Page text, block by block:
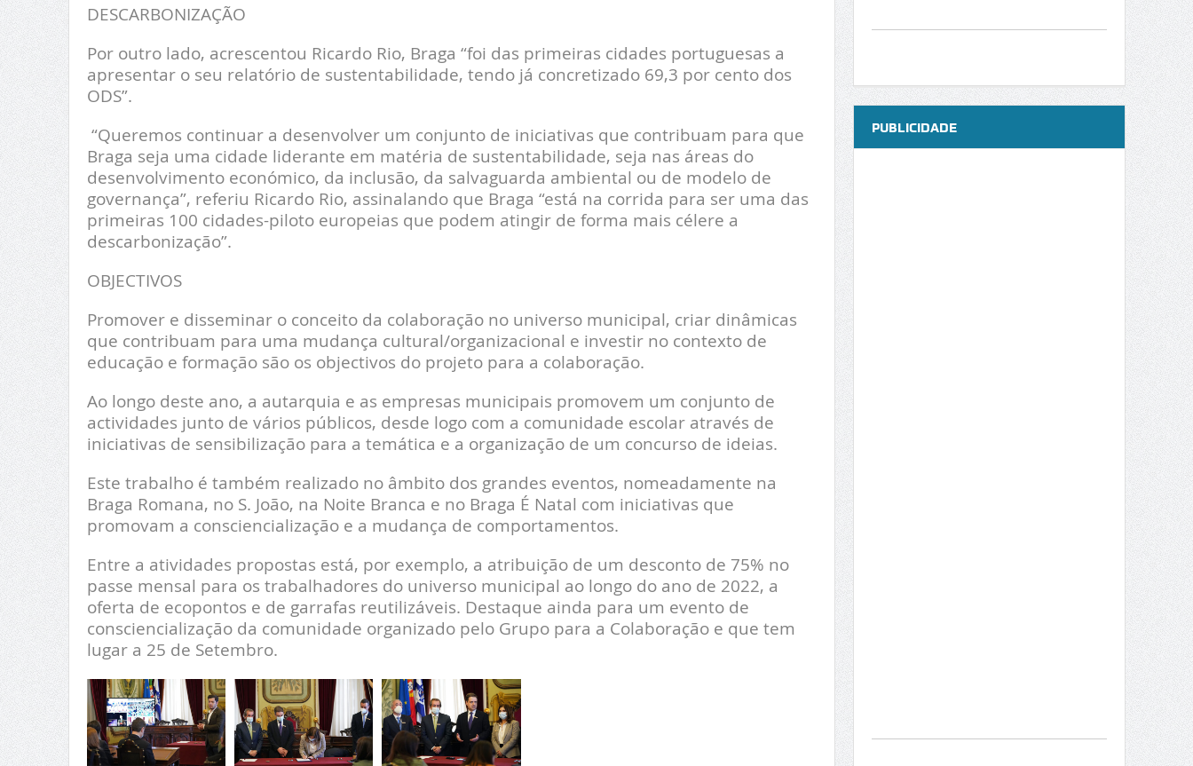
DESCARBONIZAÇÃO
Por outro lado, acrescentou Ricardo Rio, Braga “foi das primeiras cidades portuguesas a
apresentar o seu relatório de sustentabilidade, tendo já concretizado 69,3 por cento dos
ODS”.
“Queremos continuar a desenvolver um conjunto de iniciativas que contribuam para que
Braga seja uma cidade liderante em matéria de sustentabilidade, seja nas áreas do
desenvolvimento económico, da inclusão, da salvaguarda ambiental ou de modelo de
governança”, referiu Ricardo Rio, assinalando que Braga “está na corrida para ser uma das
primeiras 100 cidades-piloto europeias que podem atingir de forma mais célere a
descarbonização”.
OBJECTIVOS
Promover e disseminar o conceito da colaboração no universo municipal, criar dinâmicas
que contribuam para uma mudança cultural/organizacional e investir no contexto de
educação e formação são os objectivos do projeto para a colaboração.
Ao longo deste ano, a autarquia e as empresas municipais promovem um conjunto de
actividades junto de vários públicos, desde logo com a comunidade escolar através de
iniciativas de sensibilização para a temática e a organização de um concurso de ideias.
Este trabalho é também realizado no âmbito dos grandes eventos, nomeadamente na
Braga Romana, no S. João, na Noite Branca e no Braga É Natal com iniciativas que
promovam a consciencialização e a mudança de comportamentos.
Entre a atividades propostas está, por exemplo, a atribuição de um desconto de 75% no
passe mensal para os trabalhadores do universo municipal ao longo do ano de 2022, a
oferta de ecopontos e de garrafas reutilizáveis. Destaque ainda para um evento de
consciencialização da comunidade organizado pelo Grupo para a Colaboração e que tem
lugar a 25 de Setembro.
PUBLICIDADE